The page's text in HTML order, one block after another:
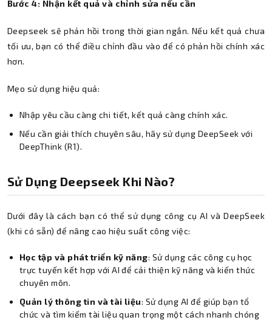
Bước 4: Nhận kết quả và chỉnh sửa nếu cần
Deepseek sẽ phản hồi trong thời gian ngắn. Nếu kết quả chưa
tối ưu, bạn có thể điều chỉnh đầu vào để có phản hồi chính xác
hơn.
Mẹo sử dụng hiệu quả:
Nhập yêu cầu càng chi tiết, kết quả càng chính xác.
Nếu cần giải thích chuyên sâu, hãy sử dụng DeepSeek với
DeepThink (R1).
Sử Dụng Deepseek Khi Nào?
Dưới đây là cách bạn có thể sử dụng công cụ AI và DeepSeek
(khi có sẵn) để nâng cao hiệu suất công việc:
Học tập và phát triển kỹ năng: Sử dụng các công cụ học
trực tuyến kết hợp với AI để cải thiện kỹ năng và kiến thức
chuyên môn.
Quản lý thông tin và tài liệu: Sử dụng AI để giúp bạn tổ
chức và tìm kiếm tài liệu quan trọng một cách nhanh chóng